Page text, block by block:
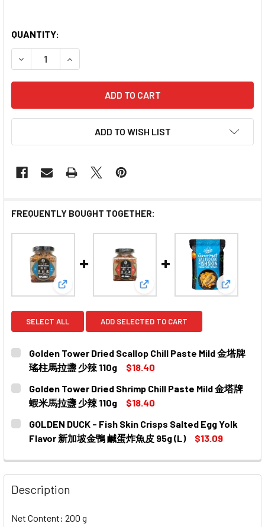
QUANTITY:
DECREASE QUANTITY OF GOLDEN TOWER SALTED FISH
INCREASE QUANTITY OF GOLDEN TOWER
ADD TO WISH LIST
FREQUENTLY BOUGHT TOGETHER:
View: Golden Tower Dried Scallop Chill Paste Mild
View: Golden Tower Dried
View:
SELECT ALL ADD SELECTED TO CART
Golden Tower Dried Scallop Chill Paste Mild 金塔牌
瑤柱馬拉盞 少辣 110g
$18.40
CURRENT
STOCK:
QUANTITY:
DECREASE QUANTITY OF GOLDEN TOWER DRIED
INCREASE QUANTITY OF GOLDEN TOWER
Golden Tower Dried Shrimp Chill Paste Mild 金塔牌
蝦米馬拉盞 少辣 110g
$18.40
CURRENT
STOCK:
QUANTITY:
DECREASE QUANTITY OF GOLDEN TOWER DRIED
INCREASE QUANTITY OF GOLDEN TOWER
GOLDEN DUCK - Fish Skin Crisps Salted Egg Yolk
Flavor 新加坡金鴨 鹹蛋炸魚皮 95g (L)
$13.09
DECREASE QUANTITY OF GOLDEN DUCK - FISH SKIN
INCREASE QUANTITY OF GOLDEN DUCK -
Description
Net Content: 200 g